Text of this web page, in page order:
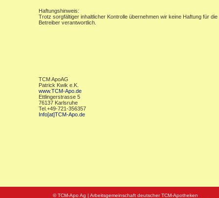
Haftungshinweis:
Trotz sorgfältiger inhaltlicher Kontrolle übernehmen wir keine Haftung für
Betreiber verantwortlich.
TCM ApoAG
Patrick Kwik e.K.
www.TCM-Apo.de
Ettlingerstrasse 5
76137 Karlsruhe
Tel.+49-721-356357
Info[at]TCM-Apo.de
© TCM-Apo Ag | Arbeitsgemeinschaft deutscher TCM-Apotheken